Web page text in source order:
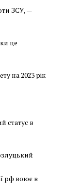
ЗСУ, —
це
на 2023 рік
статус в
рф воює в